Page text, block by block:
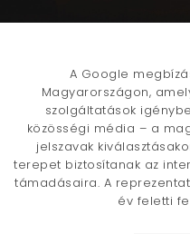
e
v
g
A Google
Magyarországon,
szolgáltatások
közösségi média – a
jelszavak
terepet biztosítanak az
támadásaira. A
év feletti